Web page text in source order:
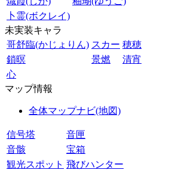
卜霊(ボクレイ)
未実装キャラ
哥舒臨(かじょりん) スカー 穂穂
鎖暝
景燃
清宵
心
マップ情報
全体マップナビ(地図)
信号塔
音匣
音骸
宝箱
観光スポット 飛びハンター